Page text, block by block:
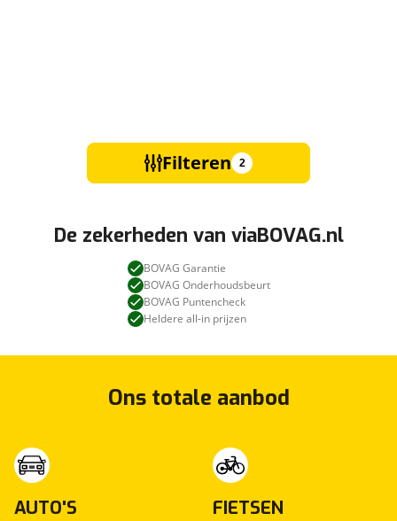
Filteren 2
De zekerheden van viaBOVAG.nl
BOVAG Garantie
BOVAG Onderhoudsbeurt
BOVAG Puntencheck
Heldere all-in prijzen
Ons totale aanbod
AUTO'S FIETSEN